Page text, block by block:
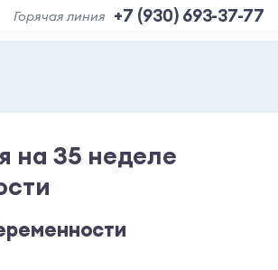
+7 (930) 693-37-77
Горячая линия
на 35 неделе